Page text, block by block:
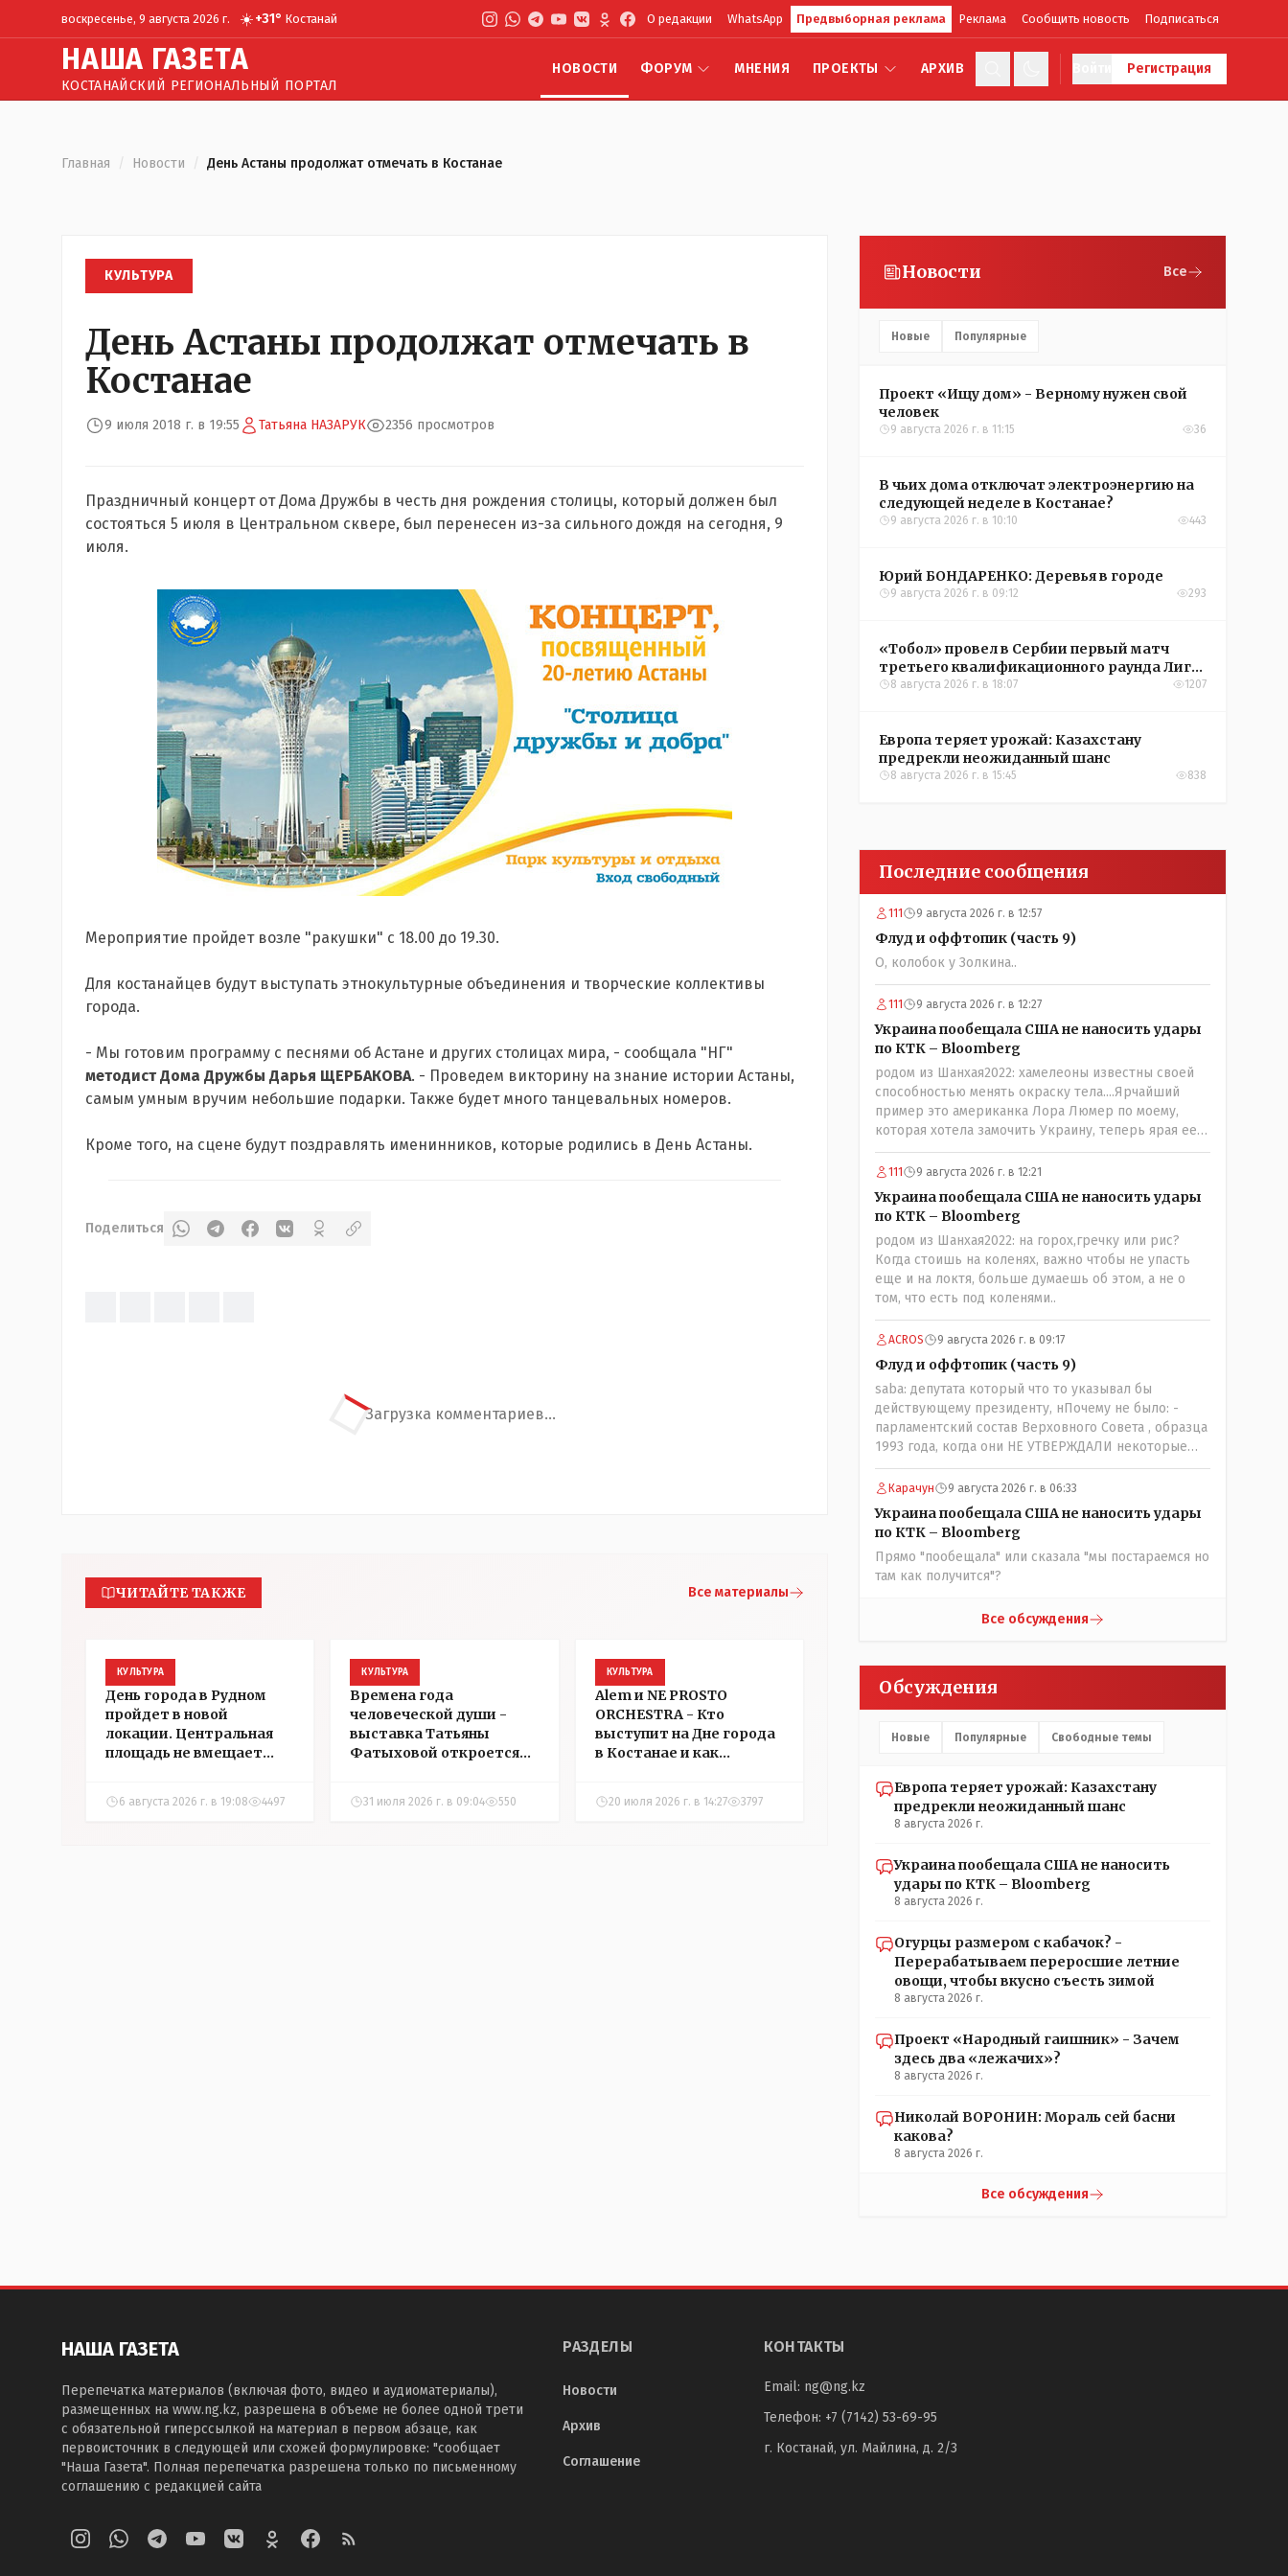
воскресенье, 9 августа 2026 г. ☀️+31° Костанай О редакции WhatsApp Предвыборная реклама Реклама Сообщить новость Подписаться
НАША ГАЗЕТА
КОСТАНАЙСКИЙ РЕГИОНАЛЬНЫЙ ПОРТАЛ
НОВОСТИ ФОРУМ МНЕНИЯ ПРОЕКТЫ АРХИВ Регистрация
Главная / Новости / День Астаны продолжат отмечать в Костанае
КУЛЬТУРА
День Астаны продолжат отмечать в
Костанае
9 июля 2018 г. в 19:55 Татьяна НАЗАРУК 2356 просмотров
Праздничный концерт от Дома Дружбы в честь дня рождения столицы, который должен был
состояться 5 июля в Центральном сквере, был перенесен из-за сильного дождя на сегодня, 9
июля.
Мероприятие пройдет возле "ракушки" с 18.00 до 19.30.
Для костанайцев будут выступать этнокультурные объединения и творческие коллективы
города.
- Мы готовим программу с песнями об Астане и других столицах мира, - сообщала "НГ"
методист Дома Дружбы Дарья ЩЕРБАКОВА. - Проведем викторину на знание истории Астаны,
самым умным вручим небольшие подарки. Также будет много танцевальных номеров.
Кроме того, на сцене будут поздравлять именинников, которые родились в День Астаны.
Поделиться
Загрузка комментариев...
ЧИТАЙТЕ ТАКЖЕ Все материалы
КУЛЬТУРА
День города в Рудном
пройдет в новой
локации. Центральная
площадь не вмещает
6 августа 2026 г. в 19:08 4497
КУЛЬТУРА
Времена года
человеческой души -
выставка Татьяны
Фатыховой откроется
31 июля 2026 г. в 09:04 550
КУЛЬТУРА
Alem и NE PROSTO
ORCHESTRA - Кто
выступит на Дне города
в Костанае и как
20 июля 2026 г. в 14:27 3797
Новости Все
Новые Популярные
Проект «Ищу дом» - Верному нужен свой
человек
9 августа 2026 г. в 11:15 36
В чьих дома отключат электроэнергию на
следующей неделе в Костанае?
9 августа 2026 г. в 10:10 443
Юрий БОНДАРЕНКО: Деревья в городе
9 августа 2026 г. в 09:12 293
«Тобол» провел в Сербии первый матч
третьего квалификационного раунда Лиги
конференций УЕФА
8 августа 2026 г. в 18:07 1207
Европа теряет урожай: Казахстану
предрекли неожиданный шанс
8 августа 2026 г. в 15:45 838
Последние сообщения
111 9 августа 2026 г. в 12:57
Флуд и оффтопик (часть 9)
О, колобок у Золкина..
111 9 августа 2026 г. в 12:27
Украина пообещала США не наносить удары
по КТК – Bloomberg
родом из Шанхая2022: хамелеоны известны своей
способностью менять окраску тела....Ярчайший
пример это американка Лора Люмер по моему,
которая хотела замочить Украину, теперь ярая ее
сторонница, близкая к Трампу. Ну и западные
страны тем более, которые предоставляли
Зеленскому убежище, чтоб он бежал и которые
развернулись потом на 180 или 360 градусов,
посмотрев на того, как он не сдался, но ты же там
сам живешь и многое знаешь о тех, на кого
работаешь.. Это просто прагматизм и ничего
личного. Победим мы, они встанут под нас и
наоборот и все это понимают..
111 9 августа 2026 г. в 12:21
Украина пообещала США не наносить удары
по КТК – Bloomberg
родом из Шанхая2022: на горох,гречку или рис?
Когда стоишь на коленях, важно чтобы не упасть
еще и на локтя, больше думаешь об этом, а не о
том, что есть под коленями..
ACROS 9 августа 2026 г. в 09:17
Флуд и оффтопик (часть 9)
saba: депутата который что то указывал бы
действующему президенту, нПочему не было: -
парламентский состав Верховного Совета , образца
1993 года, когда они НЕ УТВЕРЖДАЛИ некоторые
Указы Назарбаева, особенно в части выборов и
перевыборов и некоторых вопросах внутренней
политики, и тогда Назарбай волевым Указом
РАСПУСТИЛ этот бунтарский состав. Имя -
Серикболсын Абдильдин вам знакомо - юывший
секретарь ЦК КП Казахстана , впоследствии -
депутат Верховного Совета и Мажлиса и
после и причём НЕОДНОКРАТНО, указывал и
Президента.
Карачун 9 августа 2026 г. в 06:33
Украина пообещала США не наносить удары
по КТК – Bloomberg
Прямо "пообещала" или сказала "мы постараемся но
там как получится"?
Все обсуждения
Обсуждения
Новые Популярные Свободные темы
Европа теряет урожай: Казахстану
предрекли неожиданный шанс
8 августа 2026 г.
Украина пообещала США не наносить
удары по КТК – Bloomberg
8 августа 2026 г.
Огурцы размером с кабачок? -
Перерабатываем переросшие летние
овощи, чтобы вкусно съесть зимой
8 августа 2026 г.
Проект «Народный гаишник» - Зачем
здесь два «лежачих»?
8 августа 2026 г.
Николай ВОРОНИН: Мораль сей басни
какова?
8 августа 2026 г.
Все обсуждения
НАША ГАЗЕТА
Перепечатка материалов (включая фото, видео и аудиоматериалы),
размещенных на www.ng.kz, разрешена в объеме не более одной трети
с обязательной гиперссылкой на материал в первом абзаце, как
первоисточник в следующей или схожей формулировке: "сообщает
"Наша Газета". Полная перепечатка разрешена только по письменному
соглашению с редакцией сайта
РАЗДЕЛЫ
Новости
Архив
Соглашение
КОНТАКТЫ
Email: ng@ng.kz
Телефон: +7 (7142) 53-69-95
г. Костанай, ул. Майлина, д. 2/3